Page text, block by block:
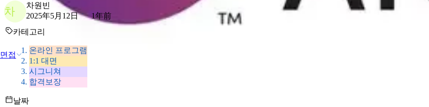
면접
차
차원빈
2025年5月12日
1年前
카테고리
온라인 프로그램
1:1 대면
시그니쳐
합격보장
날짜